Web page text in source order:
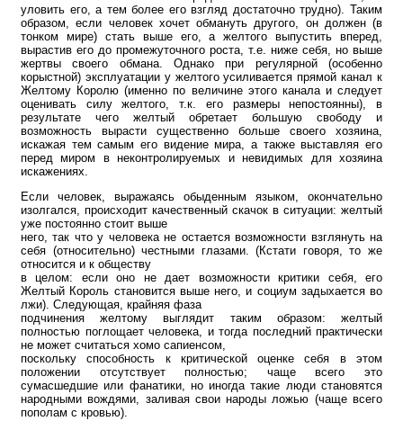
уловить его, а тем более его взгляд достаточно трудно). Таким
образом, если человек хочет обмануть другого, он должен (в
тонком мире) стать выше его, а желтого выпустить вперед,
вырастив его до промежуточного роста, т.е. ниже себя, но выше
жертвы своего обмана. Однако при регулярной (особенно
корыстной) эксплуатации у желтого усиливается прямой канал к
Желтому Королю (именно по величине этого канала и следует
оценивать силу желтого, т.к. его размеры непостоянны), в
результате чего желтый обретает большую свободу и
возможность вырасти существенно больше своего хозяина,
искажая тем самым его видение мира, а также выставляя его
перед миром в неконтролируемых и невидимых для хозяина
искажениях.
Если человек, выражаясь обыденным языком, окончательно
изолгался, происходит качественный скачок в ситуации: желтый
уже постоянно стоит выше
него, так что у человека не остается возможности взглянуть на
себя (относительно) честными глазами. (Кстати говоря, то же
относится и к обществу
в целом: если оно не дает возможности критики себя, его
Желтый Король становится выше него, и социум задыхается во
лжи). Следующая, крайняя фаза
подчинения желтому выглядит таким образом: желтый
полностью поглощает человека, и тогда последний практически
не может считаться хомо сапиенсом,
поскольку способность к критической оценке себя в этом
положении отсутствует полностью; чаще всего это
сумасшедшие или фанатики, но иногда такие люди становятся
народными вождями, заливая свои народы ложью (чаще всего
пополам с кровью).